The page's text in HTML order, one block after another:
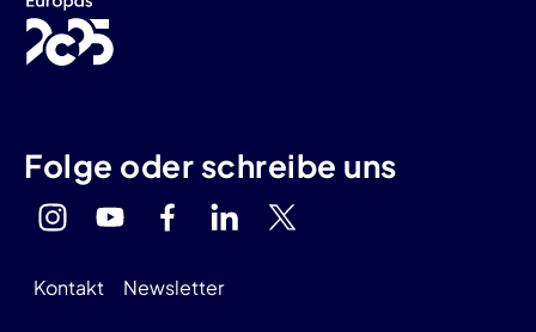
Folge oder schreibe uns
Kontakt Newsletter